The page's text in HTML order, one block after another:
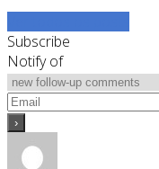
Subscribe
Notify of